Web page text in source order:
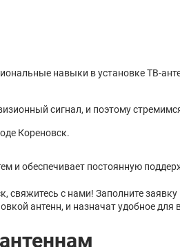
навыки в установке ТВ-
сигнал, и поэтому
Кореновск.
и обеспечивает постоянную
свяжитесь с нами! Заполните
антенн, и назначат удобное для